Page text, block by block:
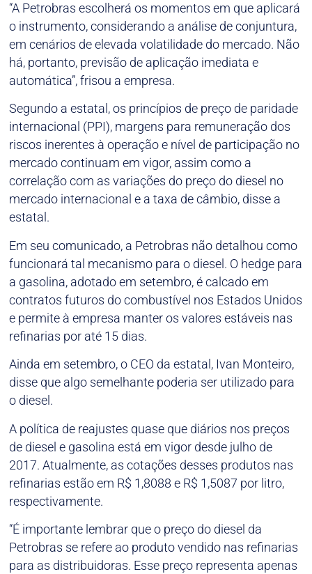
“A Petrobras escolherá os momentos em que aplicará
o instrumento, considerando a análise de conjuntura,
em cenários de elevada volatilidade do mercado. Não
há, portanto, previsão de aplicação imediata e
automática”, frisou a empresa.
Segundo a estatal, os princípios de preço de paridade
internacional (PPI), margens para remuneração dos
riscos inerentes à operação e nível de participação no
mercado continuam em vigor, assim como a
correlação com as variações do preço do diesel no
mercado internacional e a taxa de câmbio, disse a
estatal.
Em seu comunicado, a Petrobras não detalhou como
funcionará tal mecanismo para o diesel. O hedge para
a gasolina, adotado em setembro, é calcado em
contratos futuros do combustível nos Estados Unidos
e permite à empresa manter os valores estáveis nas
refinarias por até 15 dias.
Ainda em setembro, o CEO da estatal, Ivan Monteiro,
disse que algo semelhante poderia ser utilizado para
o diesel.
A política de reajustes quase que diários nos preços
de diesel e gasolina está em vigor desde julho de
2017. Atualmente, as cotações desses produtos nas
refinarias estão em R$ 1,8088 e R$ 1,5087 por litro,
respectivamente.
“É importante lembrar que o preço do diesel da
Petrobras se refere ao produto vendido nas refinarias
para as distribuidoras. Esse preço representa apenas